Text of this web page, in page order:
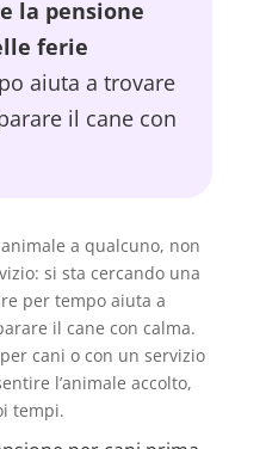
la pensione
ferie
aiuta a trovare
il cane con
a qualcuno, non
si sta cercando una
per tempo aiuta a
il cane con calma.
cani o con un servizio
l’animale accolto,
tempi.